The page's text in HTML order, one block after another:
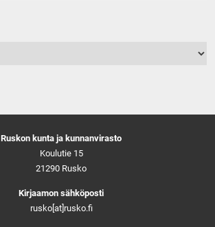
Ruskon kunta ja kunnanvirasto
Koulutie 15
21290 Rusko
Kirjaamon sähköposti
rusko[at]rusko.fi